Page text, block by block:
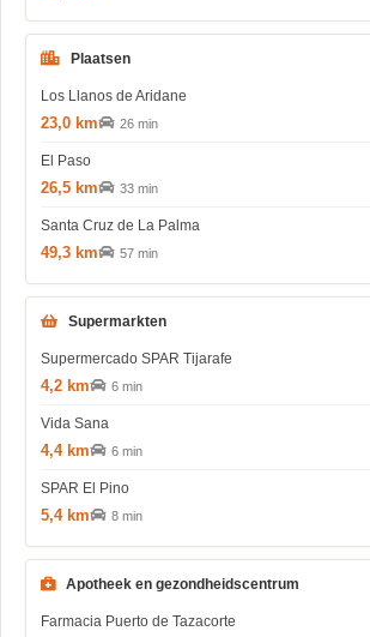
Plaatsen
Los Llanos de Aridane
23,0 km 26 min
El Paso
26,5 km 33 min
Santa Cruz de La Palma
49,3 km 57 min
Supermarkten
Supermercado SPAR Tijarafe
4,2 km 6 min
Vida Sana
4,4 km 6 min
SPAR El Pino
5,4 km 8 min
Apotheek en gezondheidscentrum
Farmacia Puerto de Tazacorte